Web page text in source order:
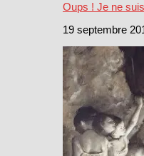
Oups ! Je ne
19 septembre